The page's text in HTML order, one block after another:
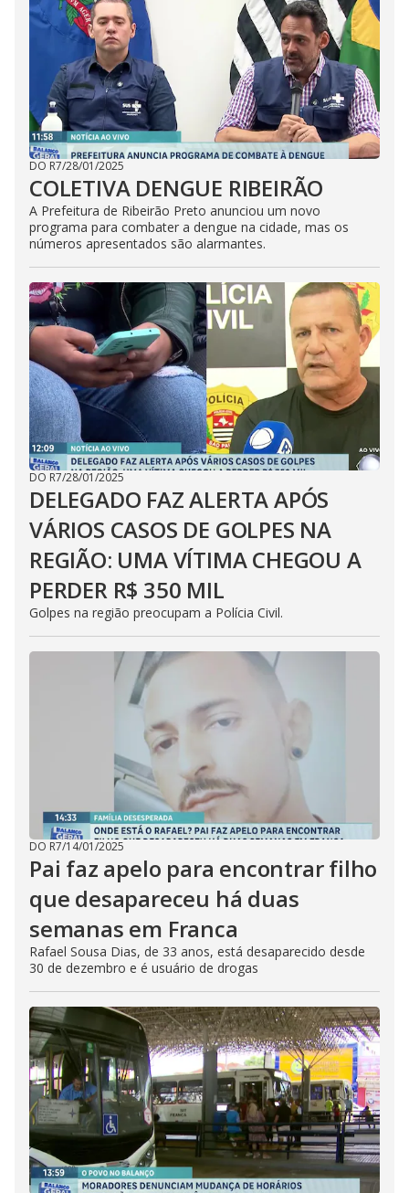
DO R7/28/01/2025
COLETIVA DENGUE RIBEIRÃO
A Prefeitura de Ribeirão Preto anunciou um novo
programa para combater a dengue na cidade, mas os
números apresentados são alarmantes.
DO R7/28/01/2025
DELEGADO FAZ ALERTA APÓS
VÁRIOS CASOS DE GOLPES NA
REGIÃO: UMA VÍTIMA CHEGOU A
PERDER R$ 350 MIL
Golpes na região preocupam a Polícia Civil.
DO R7/14/01/2025
Pai faz apelo para encontrar filho
que desapareceu há duas
semanas em Franca
Rafael Sousa Dias, de 33 anos, está desaparecido desde
30 de dezembro e é usuário de drogas